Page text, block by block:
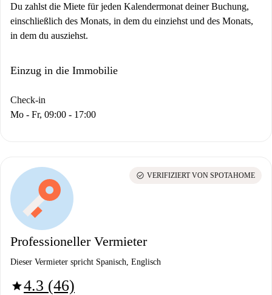
Du zahlst die Miete für jeden Kalendermonat deiner Buchung,
einschließlich des Monats, in dem du einziehst und des Monats,
in dem du ausziehst.
Einzug in die Immobilie
Check-in
Mo - Fr, 09:00 - 17:00
Professioneller Vermieter
Dieser Vermieter spricht Spanisch, Englisch
star4.3 (46)
check_circle VERIFIZIERT VON SPOTAHOME